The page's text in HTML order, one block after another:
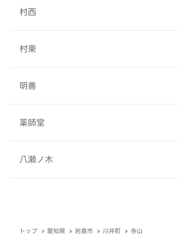
村西
村東
明善
薬師堂
八瀬ノ木
トップ 愛知県 岩倉市 川井町 寺山